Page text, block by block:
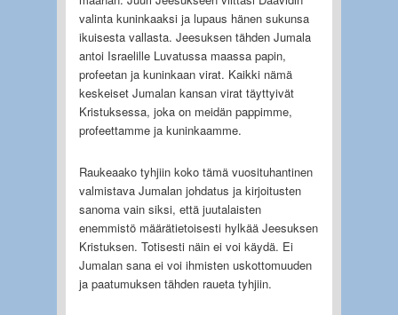
valinta kuninkaaksi ja lupaus hänen sukunsa
ikuisesta vallasta. Jeesuksen tähden Jumala
antoi Israelille Luvatussa maassa papin,
profeetan ja kuninkaan virat. Kaikki nämä
keskeiset Jumalan kansan virat täyttyivät
Kristuksessa, joka on meidän pappimme,
profeettamme ja kuninkaamme.
Raukeaako tyhjiin koko tämä vuosituhantinen
valmistava Jumalan johdatus ja kirjoitusten
sanoma vain siksi, että juutalaisten
enemmistö määrätietoisesti hylkää Jeesuksen
Kristuksen. Totisesti näin ei voi käydä. Ei
Jumalan sana ei voi ihmisten uskottomuuden
ja paatumuksen tähden raueta tyhjiin.